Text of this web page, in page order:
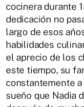
cocinera durante
dedicación no
largo de esos
habilidades
el aprecio de los
este tiempo, su
constantemente
sueño que Nadia